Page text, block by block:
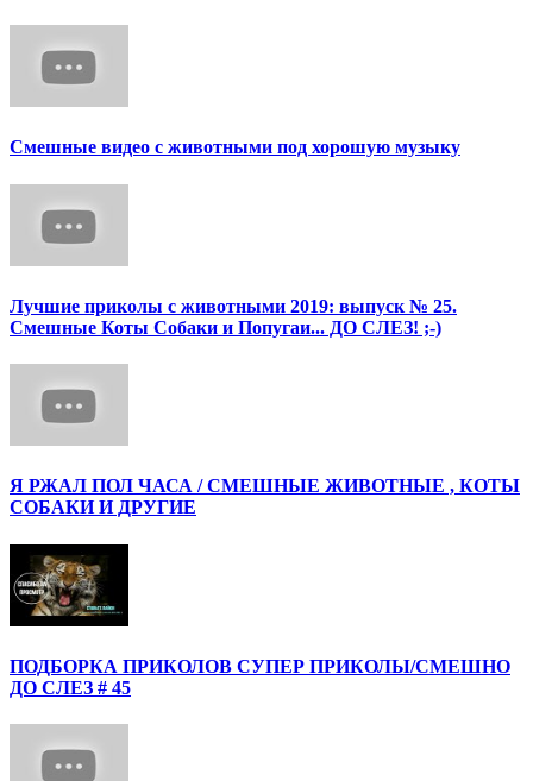
Смешные видео с животными под хорошую музыку
Лучшие приколы с животными 2019: выпуск № 25.
Смешные Коты Собаки и Попугаи... ДО СЛЕЗ! ;-)
Я РЖАЛ ПОЛ ЧАСА / СМЕШНЫЕ ЖИВОТНЫЕ , КОТЫ
СОБАКИ И ДРУГИЕ
ПОДБОРКА ПРИКОЛОВ СУПЕР ПРИКОЛЫ/СМЕШНО
ДО СЛЕЗ # 45